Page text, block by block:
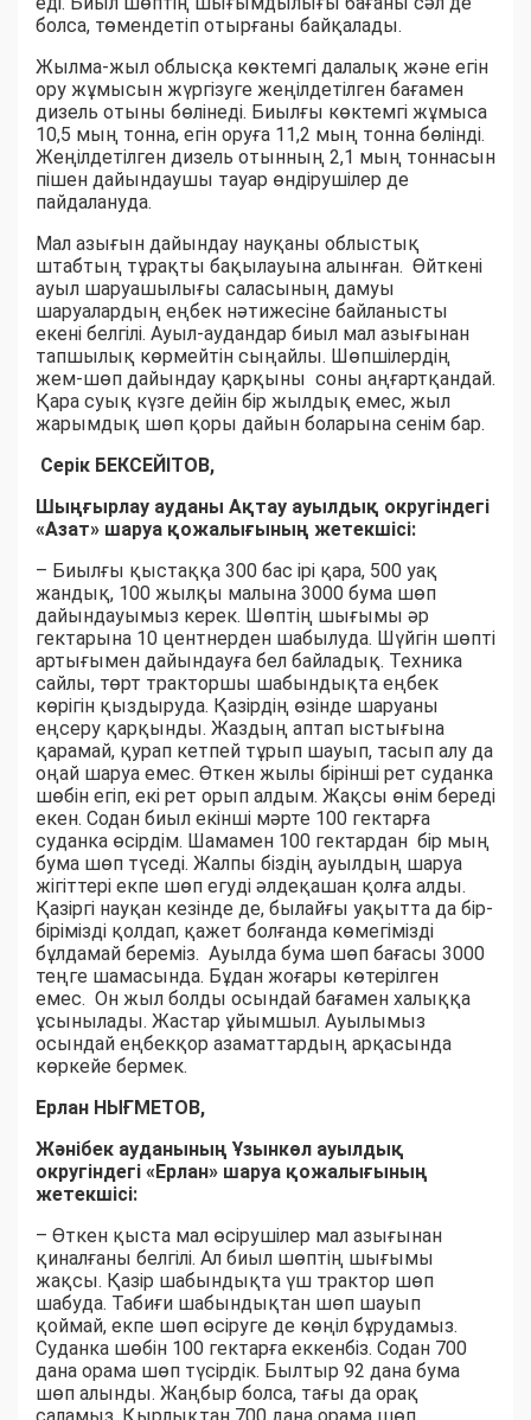
болса, төмендетіп отырғаны байқалады.
Жылма-жыл облысқа көктемгі далалық және егін
ору жұмысын жүргізуге жеңілдетілген бағамен
дизель отыны бөлінеді. Биылғы көктемгі жұмыса
10,5 мың тонна, егін оруға 11,2 мың тонна бөлінді.
Жеңілдетілген дизель отынның 2,1 мың тоннасын
пішен дайындаушы тауар өндірушілер де
пайдалануда.
Мал азығын дайындау науқаны облыстық
штабтың тұрақты бақылауына алынған. Өйткені
ауыл шаруашылығы саласының дамуы
шаруалардың еңбек нәтижесіне байланысты
екені белгілі. Ауыл-аудандар биыл мал азығынан
тапшылық көрмейтін сыңайлы. Шөпшілердің
жем-шөп дайындау қарқыны соны аңғартқандай.
Қара суық күзге дейін бір жылдық емес, жыл
жарымдық шөп қоры дайын боларына сенім бар.
Серік БЕКСЕЙІТОВ,
Шыңғырлау ауданы Ақтау ауылдық округіндегі
«Азат» шаруа қожалығының жетекшісі:
– Биылғы қыстаққа 300 бас ірі қара, 500 уақ
жандық, 100 жылқы малына 3000 бума шөп
дайындауымыз керек. Шөптің шығымы әр
гектарына 10 центнерден шабылуда. Шүйгін шөпті
артығымен дайындауға бел байладық. Техника
сайлы, төрт тракторшы шабындықта еңбек
көрігін қыздыруда. Қазірдің өзінде шаруаны
еңсеру қарқынды. Жаздың аптап ыстығына
қарамай, қурап кетпей тұрып шауып, тасып алу да
оңай шаруа емес. Өткен жылы бірінші рет суданка
шөбін егіп, екі рет орып алдым. Жақсы өнім береді
екен. Содан биыл екінші мәрте 100 гектарға
суданка өсірдім. Шамамен 100 гектардан бір мың
бума шөп түседі. Жалпы біздің ауылдың шаруа
жігіттері екпе шөп егуді әлдеқашан қолға алды.
Қазіргі науқан кезінде де, былайғы уақытта да бір-
бірімізді қолдап, қажет болғанда көмегімізді
бұлдамай береміз. Ауылда бума шөп бағасы 3000
теңге шамасында. Бұдан жоғары көтерілген
емес. Он жыл болды осындай бағамен халыққа
ұсынылады. Жастар ұйымшыл. Ауылымыз
осындай еңбекқор азаматтардың арқасында
көркейе бермек.
Ерлан НЫҒМЕТОВ,
Жәнібек ауданының Ұзынкөл ауылдық
округіндегі «Ерлан» шаруа қожалығының
жетекшісі:
– Өткен қыста мал өсірушілер мал азығынан
қиналғаны белгілі. Ал биыл шөптің шығымы
жақсы. Қазір шабындықта үш трактор шөп
шабуда. Табиғи шабындықтан шөп шауып
қоймай, екпе шөп өсіруге де көңіл бұрудамыз.
Суданка шөбін 100 гектарға еккенбіз. Содан 700
дана орама шөп түсірдік. Былтыр 92 дана бума
шөп алынды. Жаңбыр болса, тағы да орақ